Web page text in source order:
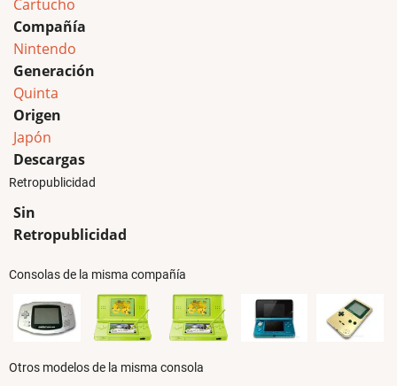
Cartucho
Compañía
Nintendo
Generación
Quinta
Origen
Japón
Descargas
Retropublicidad
Sin
Retropublicidad
Consolas de la misma compañía
Otros modelos de la misma consola